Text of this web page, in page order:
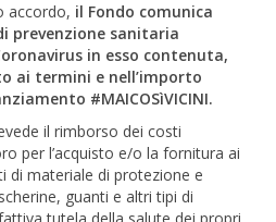
accordo, il Fondo comunica
prevenzione sanitaria
in esso contenuta,
ai termini e nell’importo
#MAICOSìVICINI.
il rimborso dei costi
per l’acquisto e/o la fornitura ai
di materiale di protezione e
guanti e altri tipi di